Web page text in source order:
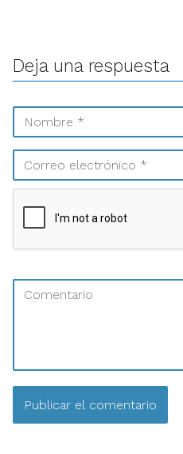
Deja una respuesta